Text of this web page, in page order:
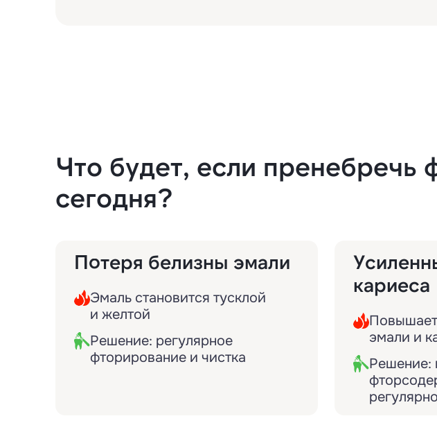
Что будет, если пренебречь
сегодня?
Потеря белизны эмали
Эмаль становится тусклой
и желтой
Решение: регулярное
фторирование и чистка
кариеса
эмали и
Решение:
регулярно